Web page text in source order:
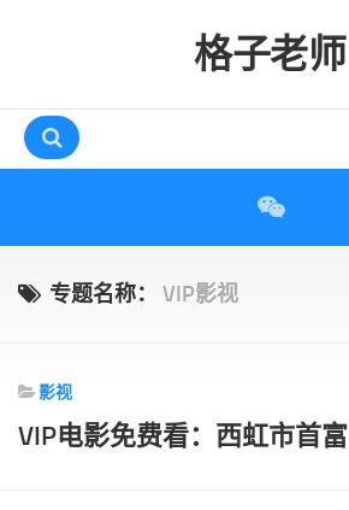
格子老师
互动
专题名称： VIP影视
影视
VIP电影免费看：西虹市首富